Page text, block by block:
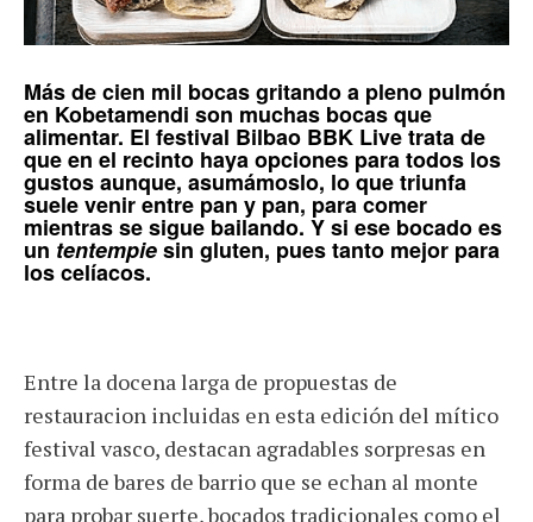
Más de cien mil bocas gritando a pleno pulmón
en Kobetamendi son muchas bocas que
alimentar. El festival Bilbao BBK Livetrata de
que en el recinto haya opciones para todos los
gustos aunque, asumámoslo, lo que triunfa
suele venir entre pan y pan, para comer
mientras se sigue bailando. Y si ese bocado es
un tentempiesin gluten, pues tanto mejor para
loscelíacos.
Entre la docena larga de propuestas de
restauracion incluidas en esta edición del mítico
festival vasco, destacan agradables sorpresas en
forma de bares de barrio que se echan al monte
para probar suerte, bocados tradicionales como el